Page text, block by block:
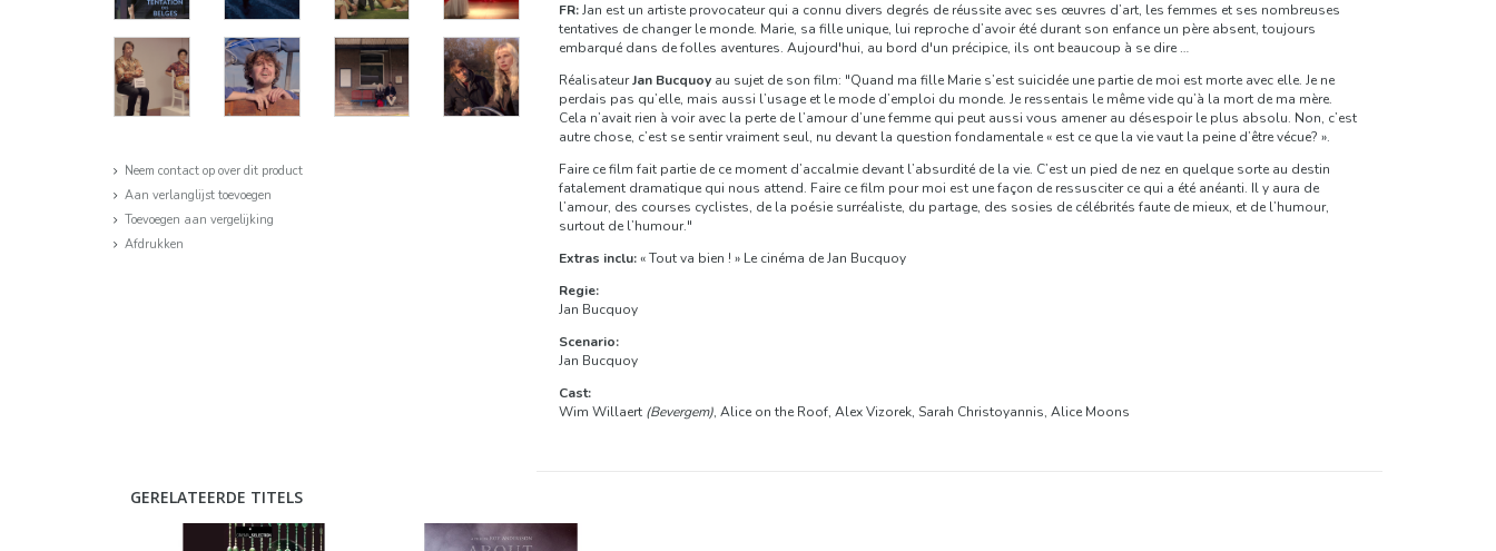
Neem contact op over dit product
Aan verlanglijst toevoegen
Toevoegen aan vergelijking
Afdrukken
FR:Jan est un artiste provocateur qui a connu divers degrés de réussite avec ses œuvres d’art, les femmes et ses nombreuses
tentatives de changer le monde. Marie, sa fille unique, lui reproche d’avoir été durant son enfance un père absent, toujours
embarqué dans de folles aventures. Aujourd'hui, au bord d'un précipice, ils ont beaucoup à se dire …
RéalisateurJan Bucquoy au sujet de son film: "Quand ma fille Marie s’est suicidée une partie de moi est morte avec elle. Je ne
perdais pas qu’elle, mais aussi l’usage et le mode d’emploi du monde. Je ressentais le même vide qu’à la mort de ma mère.
Cela n’avait rien à voir avec la perte de l’amour d’une femme qui peut aussi vous amener au désespoir le plus absolu. Non, c’est
autre chose, c’est se sentir vraiment seul, nu devant la question fondamentale « est ce que la vie vaut la peine d’être vécue? ».
Faire ce film fait partie de ce moment d’accalmie devant l’absurdité de la vie. C’est un pied de nez en quelque sorte au destin
fatalement dramatique qui nous attend. Faire ce film pour moi est une façon de ressusciter ce qui a été anéanti. Il y aura de
l’amour, des courses cyclistes, de la poésie surréaliste, du partage, des sosies de célébrités faute de mieux, et de l’humour,
surtout de l’humour."
Extras inclu:« Tout va bien ! » Le cinéma de Jan Bucquoy
Regie:
Jan Bucquoy
Scenario:
Jan Bucquoy
Cast:
Wim Willaert (Bevergem), Alice on the Roof, Alex Vizorek, Sarah Christoyannis, Alice Moons
GERELATEERDE TITELS